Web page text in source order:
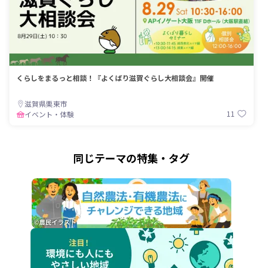
くらしをまるっと相談！『よくばり滋賀ぐらし大相談会』開催
滋賀県栗東市
イベント・体験
11
同じテーマの特集・タグ